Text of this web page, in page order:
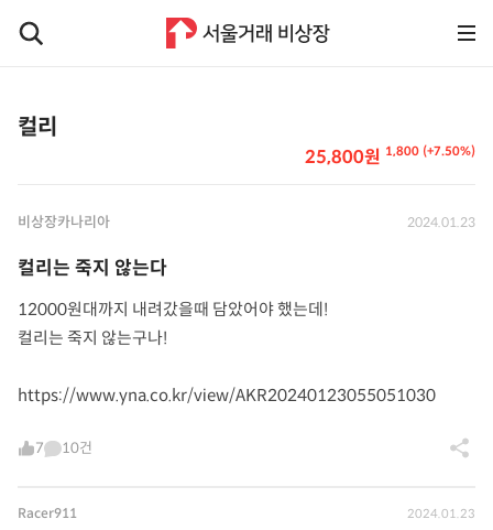
컬리
1,800 (+7.50%)
25,800원
비상장카나리아 2024.01.23
컬리는 죽지 않는다
12000원대까지 내려갔을때 담았어야 했는데!
컬리는 죽지 않는구나!
https://www.yna.co.kr/view/AKR20240123055051030
7 10건
Racer911 2024.01.23